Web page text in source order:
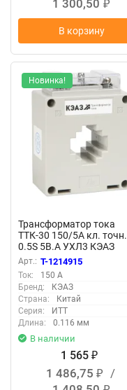
1 300,50 ₽
В корзину
Новинка!
Трансформатор тока
ТТК-30 150/5А кл. точн.
0.5S 5В.А УХЛ3 КЭАЗ
239702
Арт.: T-1214915
Ток:
150 А
Бренд:
КЭАЗ
Страна:
Китай
Серия:
ИТТ
Длина:
0.116 мм
В наличии
1 565 ₽
1 486,75 ₽
/